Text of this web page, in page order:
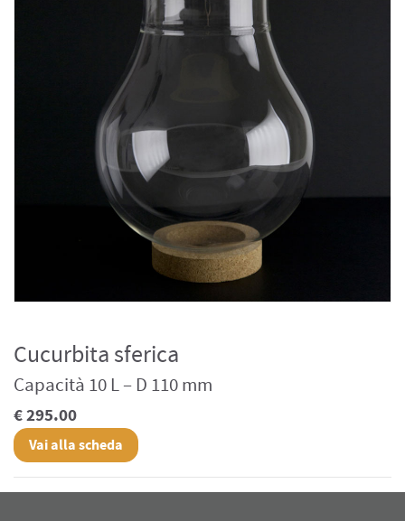
Cucurbita sferica
Capacità 10 L – D 110 mm
€ 295.00
Vai alla scheda